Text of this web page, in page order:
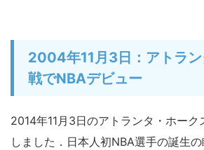
2004年11月3日：アトラン
戦でNBAデビュー
2014年11月3日のアトランタ・ホーク
しました．日本人初NBA選手の誕生